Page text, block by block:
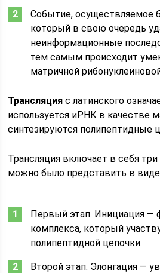
Событие, осуществляемое
который в свою очередь
неинформационные
тем самым происходит
матричной
Трансляция с латинского
используется иРНК в качестве
синтезируются полипептидные
Трансляция включает в себя
можно было представить в
Первый этап. Инициация —
комплекса, который
полипептидной цепочки.
Второй этап. Элонгация —